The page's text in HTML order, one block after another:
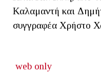
Καλαμαντή και
συγγραφέα Χρήστο
web only